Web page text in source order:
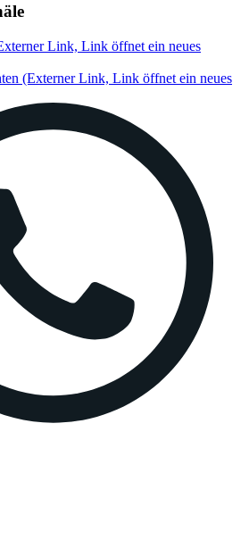
Link, Link öffnet ein neues
(Externer Link, Link öffnet ein neues